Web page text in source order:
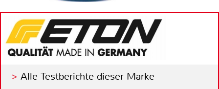
Alle Testberichte dieser Marke